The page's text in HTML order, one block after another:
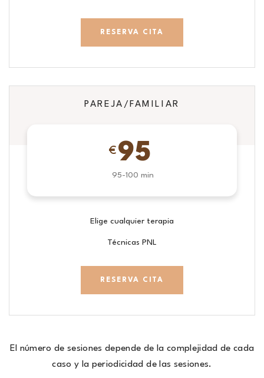
RESERVA CITA
PAREJA/FAMILIAR
€ 95
95-100 min
Elige cualquier terapia
Técnicas PNL
RESERVA CITA
El número de sesiones depende de la complejidad de cada
caso y la periodicidad de las sesiones.